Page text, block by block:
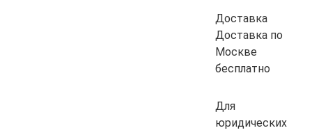
Доставка
Доставка по
Москве
бесплатно
Для
юридических